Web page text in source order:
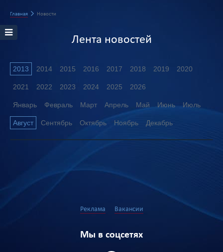
Главная Новости
Лента новостей
2013 2014 2015 2016 2017 2018 2019 2020
2021 2022 2023 2024 2025 2026
Январь Февраль Март Апрель Май Июнь Июль
Август Сентябрь Октябрь Ноябрь Декабрь
Реклама Вакансии
Мы в соцсетях